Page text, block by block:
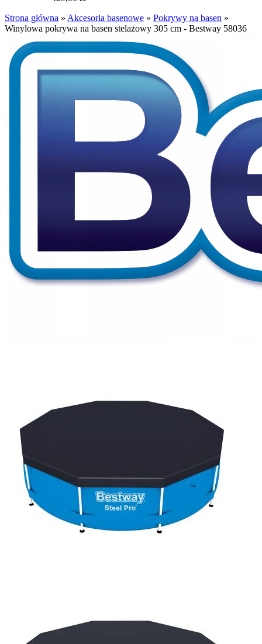
Strona główna » Akcesoria basenowe » Pokrywy na basen »
Winylowa pokrywa na basen stelażowy 305 cm - Bestway 58036